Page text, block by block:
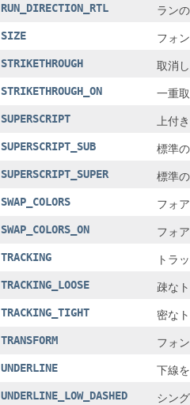
RUN_DIRECTION_RTL ラン
SIZE フォ
STRIKETHROUGH 取消
STRIKETHROUGH_ON 一重
SUPERSCRIPT 上付
SUPERSCRIPT_SUB 標準
SUPERSCRIPT_SUPER 標準
SWAP_COLORS フォ
SWAP_COLORS_ON フォ
TRACKING トラ
TRACKING_LOOSE 疎な
TRACKING_TIGHT 密な
TRANSFORM フォ
UNDERLINE 下線
UNDERLINE_LOW_DASHED シン